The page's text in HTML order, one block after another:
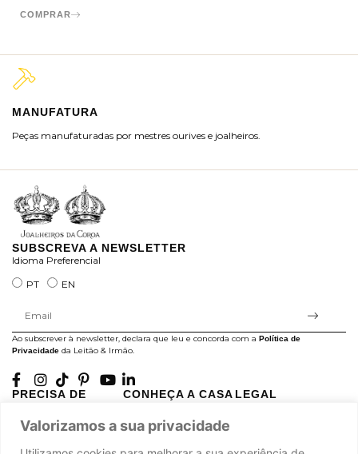
Valorizamos a sua privacidade
COMPRAR
MANUFATURA
Peças manufaturadas por mestres ourives e joalheiros.
SUBSCREVA A NEWSLETTER
Idioma Preferencial
PT
EN
Ao subscrever à newsletter, declara que leu e concorda com a Política de
Privacidade da Leitão & Irmão.
PRECISA DE
A minha conta
CONHEÇA A CASA
História
LEGAL